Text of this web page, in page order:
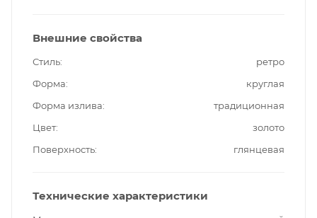
Внешние свойства
Стиль
ретро
Форма
круглая
Форма излива
традиционная
Цвет
золото
Поверхность
глянцевая
Технические характеристики